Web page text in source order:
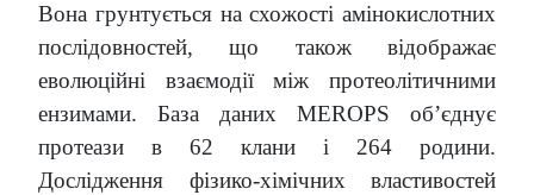
Вона грунтується на схожості амінокислотних
послідовностей, що також відображає
еволюційні взаємодії між протеолітичними
ензимами. База даних MEROPS об’єднує
протеази в 62 клани і 264 родини.
Дослідження фізико-хімічних властивостей